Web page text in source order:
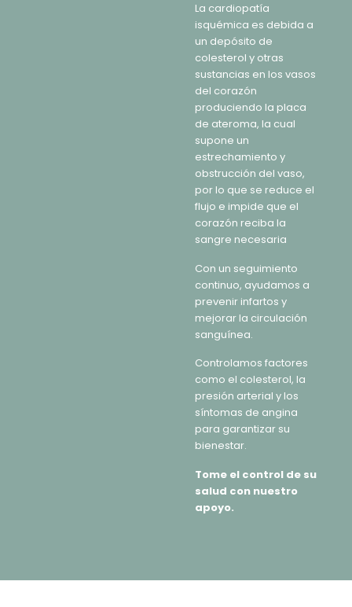
La cardiopatía
isquémica es debida a
un depósito de
colesterol y otras
sustancias en los vasos
del corazón
produciendo la placa
de ateroma, la cual
supone un
estrechamiento y
obstrucción del vaso,
por lo que se reduce el
flujo e impide que el
corazón reciba la
sangre necesaria
Con un seguimiento
continuo, ayudamos a
prevenir infartos y
mejorar la circulación
sanguínea.
Controlamos factores
como el colesterol, la
presión arterial y los
síntomas de angina
para garantizar su
bienestar.
Tome el control de su
salud con nuestro
apoyo.